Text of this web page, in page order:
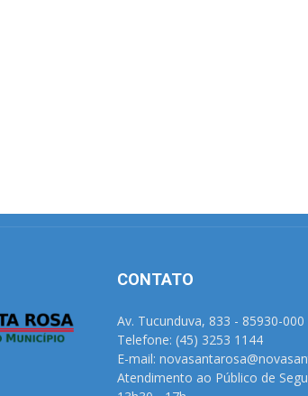
CONTATO
Av. Tucunduva, 833 - 85930-
Telefone: (45) 3253 1144
E-mail:
Atendimento ao Público de